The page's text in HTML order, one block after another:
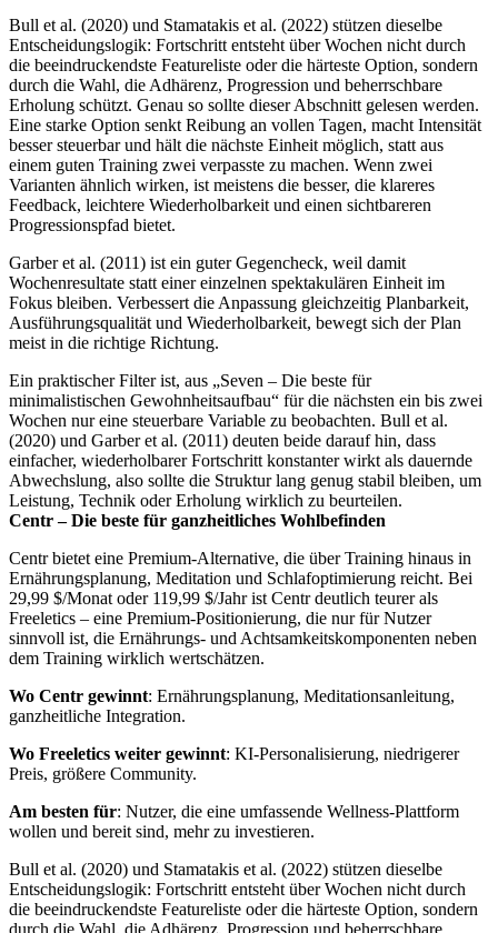
Bull et al. (2020) und Stamatakis et al. (2022) stützen dieselbe
Entscheidungslogik: Fortschritt entsteht über Wochen nicht durch
die beeindruckendste Featureliste oder die härteste Option, sondern
durch die Wahl, die Adhärenz, Progression und beherrschbare
Erholung schützt. Genau so sollte dieser Abschnitt gelesen werden.
Eine starke Option senkt Reibung an vollen Tagen, macht Intensität
besser steuerbar und hält die nächste Einheit möglich, statt aus
einem guten Training zwei verpasste zu machen. Wenn zwei
Varianten ähnlich wirken, ist meistens die besser, die klareres
Feedback, leichtere Wiederholbarkeit und einen sichtbareren
Progressionspfad bietet.
Garber et al. (2011) ist ein guter Gegencheck, weil damit
Wochenresultate statt einer einzelnen spektakulären Einheit im
Fokus bleiben. Verbessert die Anpassung gleichzeitig Planbarkeit,
Ausführungsqualität und Wiederholbarkeit, bewegt sich der Plan
meist in die richtige Richtung.
Ein praktischer Filter ist, aus „Seven – Die beste für
minimalistischen Gewohnheitsaufbau“ für die nächsten ein bis zwei
Wochen nur eine steuerbare Variable zu beobachten. Bull et al.
(2020) und Garber et al. (2011) deuten beide darauf hin, dass
einfacher, wiederholbarer Fortschritt konstanter wirkt als dauernde
Abwechslung, also sollte die Struktur lang genug stabil bleiben, um
Leistung, Technik oder Erholung wirklich zu beurteilen.
Centr – Die beste für ganzheitliches Wohlbefinden
Centr bietet eine Premium-Alternative, die über Training hinaus in
Ernährungsplanung, Meditation und Schlafoptimierung reicht. Bei
29,99 $/Monat oder 119,99 $/Jahr ist Centr deutlich teurer als
Freeletics – eine Premium-Positionierung, die nur für Nutzer
sinnvoll ist, die Ernährungs- und Achtsamkeitskomponenten neben
dem Training wirklich wertschätzen.
Wo Centr gewinnt: Ernährungsplanung, Meditationsanleitung,
ganzheitliche Integration.
Wo Freeletics weiter gewinnt: KI-Personalisierung, niedrigerer
Preis, größere Community.
Am besten für: Nutzer, die eine umfassende Wellness-Plattform
wollen und bereit sind, mehr zu investieren.
Bull et al. (2020) und Stamatakis et al. (2022) stützen dieselbe
Entscheidungslogik: Fortschritt entsteht über Wochen nicht durch
die beeindruckendste Featureliste oder die härteste Option, sondern
durch die Wahl, die Adhärenz, Progression und beherrschbare